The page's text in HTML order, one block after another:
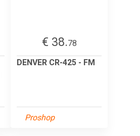
€ 38.78
DENVER CR-425 - FM
Proshop